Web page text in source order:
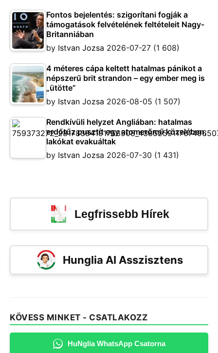
Fontos bejelentés: szigorítani fogják a
támogatások felvételének feltételeit Nagy-
Britanniában
by Istvan Jozsa 2026-07-27 (1 608)
4 méteres cápa keltett hatalmas pánikot a
népszerű brit strandon – egy ember meg is
„ütötte”
by Istvan Jozsa 2026-08-05 (1 507)
Rendkívüli helyzet Angliában: hatalmas
erdőtűz pusztít egy atomerőmű közelében,
lakókat evakuáltak
by Istvan Jozsa 2026-07-30 (1 431)
Legfrissebb Hírek
Hunglia AI Asszisztens
KÖVESS MINKET - CSATLAKOZZ
HuNglia WhatsApp Csatorna